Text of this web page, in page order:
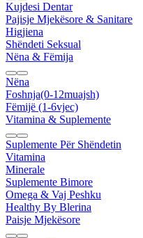
Kujdesi Dentar
Pajisje Mjekësore & Sanitare
Higjiena
Shëndeti Seksual
Nëna & Fëmija
Nëna
Foshnja(0-12muajsh)
Fëmijë (1-6vjec)
Vitamina & Suplemente
Suplemente Për Shëndetin
Vitamina
Minerale
Suplemente Bimore
Omega & Vaj Peshku
Healthy By Blerina
Paisje Mjekësore